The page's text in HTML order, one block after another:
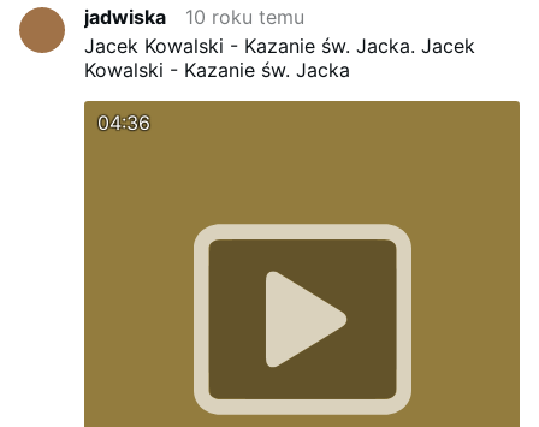
jadwiska
10 roku temu
Jacek Kowalski - Kazanie św. Jacka. Jacek
Kowalski - Kazanie św. Jacka
04:36